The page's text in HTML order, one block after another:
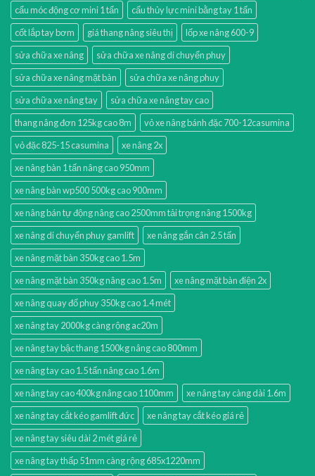
cẩu móc động cơ mini 1 tấn
cẩu thủy lực mini bằng tay 1 tấn
cốt lắp tay bơm
giá thang nâng siêu thị
lốp xe nâng 600-9
sửa chữa xe nâng
sửa chữa xe nâng di chuyển phuy
sửa chữa xe nâng mặt bàn
sửa chữa xe nâng phuy
sửa chữa xe nâng tay
sửa chữa xe nâng tay cao
thang nâng đơn 125kg cao 8m
vỏ xe nâng bánh đặc 700-12casumina
vỏ đặc 825-15 casumina
xe nâng 2x
xe nâng bàn 1 tấn nâng cao 950mm
xe nâng bàn wp500 500kg cao 900mm
xe nâng bán tự động nâng cao 2500mm tải trọng nâng 1500kg
xe nâng di chuyển phuy gamlift
xe nâng gắn cân 2.5 tấn
xe nâng mặt bàn 350kg cao 1.5m
xe nâng mặt bàn 350kg nâng cao 1.5m
xe nâng mặt bàn điện 2x
xe nâng quay đổ phuy 350kg cao 1.4 mét
xe nâng tay 2000kg càng rộng ac20m
xe nâng tay bậc thang 1500kg nâng cao 800mm
xe nâng tay cao 1.5 tấn nâng cao 1.6m
xe nâng tay cao 400kg nâng cao 1100mm
xe nâng tay càng dài 1.6m
xe nâng tay cắt kéo gamlift đức
xe nâng tay cắt kéo giá rẻ
xe nâng tay siêu dài 2 mét giá rẻ
xe nâng tay thấp 51mm càng rộng 685x1220mm